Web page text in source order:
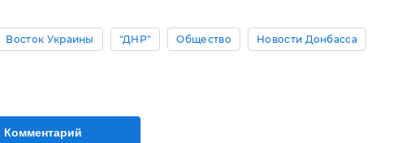
Восток Украины "ДНР" Общество Новости Донбасса
Комментарий